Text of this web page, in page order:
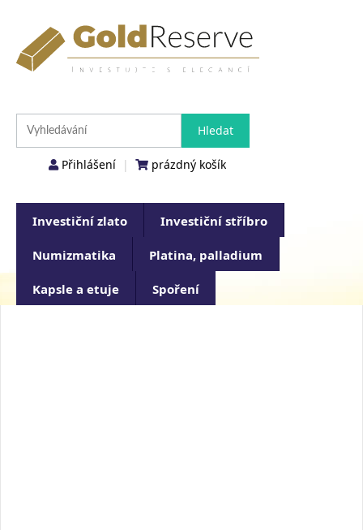
Přihlášení | prázdný košík
Investiční zlato Investiční stříbro
Numizmatika Platina, palladium
Kapsle a etuje Spoření